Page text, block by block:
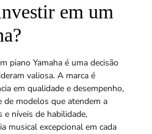
em um
piano Yamaha é uma decisão
valiosa. A marca é
em qualidade e desempenho,
de modelos que atendem a
níveis de habilidade,
musical excepcional em cada